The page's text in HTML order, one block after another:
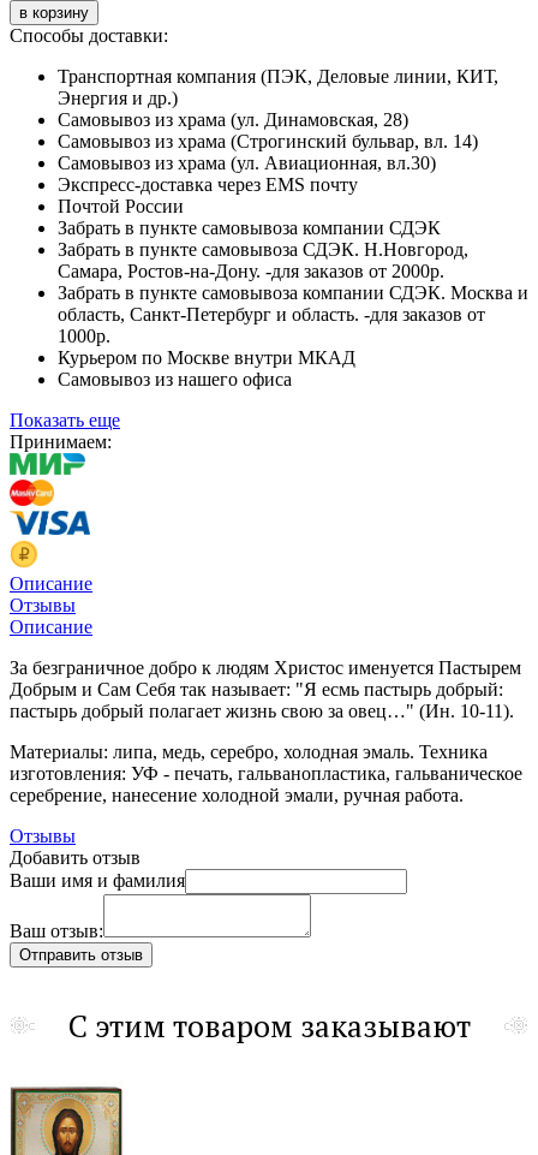
в корзину
Способы доставки:
Транспортная компания (ПЭК, Деловые линии, КИТ,
Энергия и др.)
Самовывоз из храма (ул. Динамовская, 28)
Самовывоз из храма (Строгинский бульвар, вл. 14)
Самовывоз из храма (ул. Авиационная, вл.30)
Экспресс-доставка через EMS почту
Почтой России
Забрать в пункте самовывоза компании СДЭК
Забрать в пункте самовывоза СДЭК. Н.Новгород,
Самара, Ростов-на-Дону. -для заказов от 2000р.
Забрать в пункте самовывоза компании СДЭК. Москва и
область, Санкт-Петербург и область. -для заказов от
1000р.
Курьером по Москве внутри МКАД
Самовывоз из нашего офиса
Показать еще
Принимаем:
Описание
Отзывы
Описание
За безграничное добро к людям Христос именуется Пастырем
Добрым и Сам Себя так называет: "Я есмь пастырь добрый:
пастырь добрый полагает жизнь свою за овец…" (Ин. 10-11).
Материалы: липа, медь, серебро, холодная эмаль. Техника
изготовления: УФ - печать, гальванопластика, гальваническое
серебрение, нанесение холодной эмали, ручная работа.
Отзывы
Добавить отзыв
Ваши имя и фамилия
Ваш отзыв:
С этим товаром заказывают